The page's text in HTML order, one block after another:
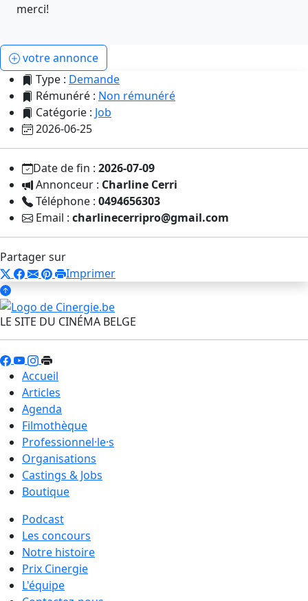
merci!
votre annonce
Type : Demande
Rémunéré : Non rémunéré
Catégorie : Job
2026-06-25
Date de fin : 2026-07-09
Annonceur : Charline Cerri
Téléphone : 0494656303
Email : charlinecerripro@gmail.com
Partager sur
Imprimer
LE SITE DU CINÉMA BELGE
Accueil
Articles
Agenda
Filmothèque
Professionnel·le·s
Organisations
Castings & Jobs
Boutique
Podcast
Les concours
Notre histoire
Prix Cinergie
L'équipe